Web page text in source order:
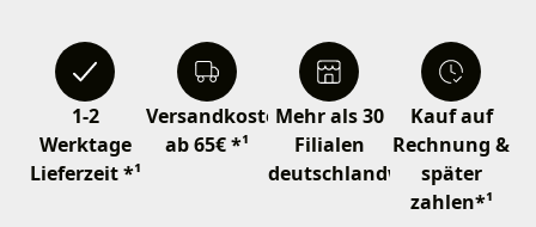
1-2
Werktage
Lieferzeit *¹
Versandkostenfrei
ab 65€ *¹
Mehr als 30
Filialen
deutschlandweit
Kauf auf
Rechnung &
später
zahlen*¹